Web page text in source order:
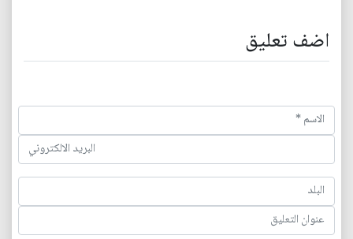
اضف تعليق